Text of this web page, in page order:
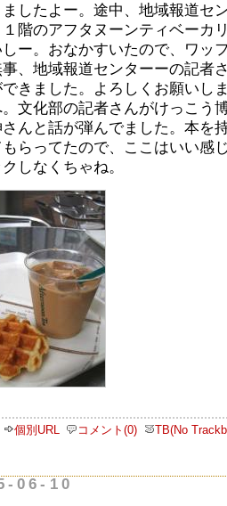
ましたよー。途中、地域報道セ
１階のアフタヌーンティベーカ
ー。おなかすいたので、ワッ
事、地域報道センターーの記者
できました。よろしくお願いし
。文化部の記者さんがけっこう
んと話が弾んでました。本を
もらってたので、ここはいい感
しなくちゃね。
個別URL コメント(0) TB(No
06-10